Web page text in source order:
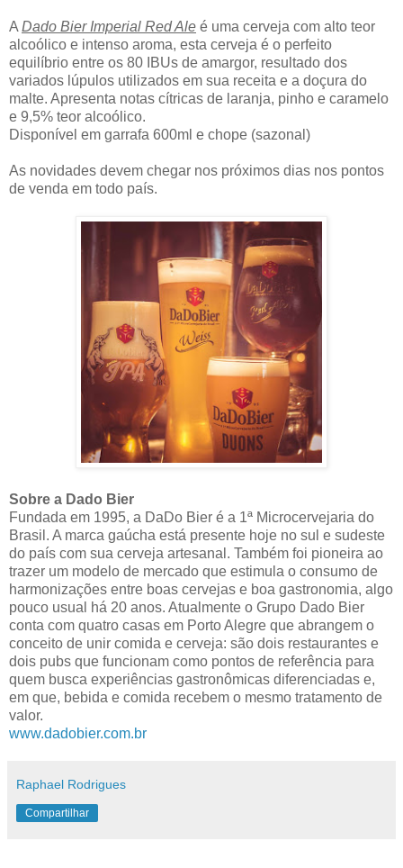
A Dado Bier Imperial Red Ale é uma cerveja com alto teor
alcoólico e intenso aroma, esta cerveja é o perfeito
equilíbrio entre os 80 IBUs de amargor, resultado dos
variados lúpulos utilizados em sua receita e a doçura do
malte. Apresenta notas cítricas de laranja, pinho e caramelo
e 9,5% teor alcoólico.
Disponível em garrafa 600ml e chope (sazonal)
As novidades devem chegar nos próximos dias nos pontos
de venda em todo país.
Sobre a Dado Bier
Fundada em 1995, a DaDo Bier é a 1ª Microcervejaria do
Brasil. A marca gaúcha está presente hoje no sul e sudeste
do país com sua cerveja artesanal. Também foi pioneira ao
trazer um modelo de mercado que estimula o consumo de
harmonizações entre boas cervejas e boa gastronomia, algo
pouco usual há 20 anos. Atualmente o Grupo Dado Bier
conta com quatro casas em Porto Alegre que abrangem o
conceito de unir comida e cerveja: são dois restaurantes e
dois pubs que funcionam como pontos de referência para
quem busca experiências gastronômicas diferenciadas e,
em que, bebida e comida recebem o mesmo tratamento de
valor.
www.dadobier.com.br
Raphael Rodrigues
Compartilhar